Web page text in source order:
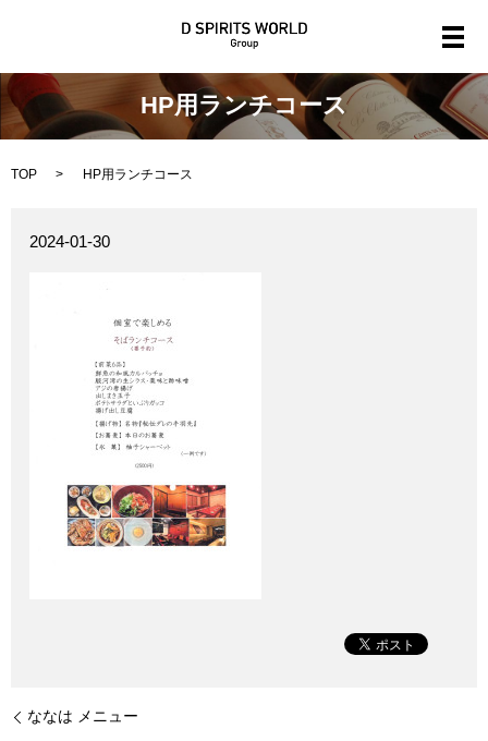
メ
HP用ランチコース
TOP HP用ランチコース
2024-01-30
ななは メニュー